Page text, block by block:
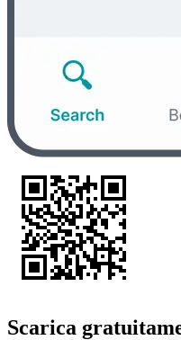
Scarica